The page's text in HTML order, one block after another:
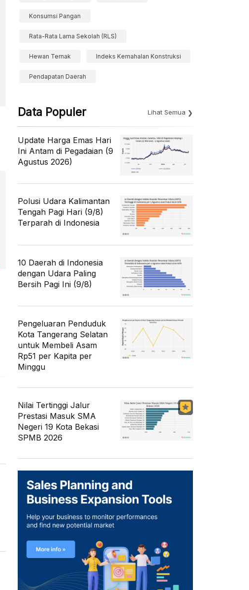
Konsumsi Pangan
Rata-Rata Lama Sekolah (RLS)
Hewan Ternak Indeks Kemahalan Konstruksi
Pendapatan Daerah
Data Populer Lihat Semua
Update Harga Emas Hari
Ini Antam di Pegadaian (9
Agustus 2026)
Polusi Udara Kalimantan
Tengah Pagi Hari (9/8)
Terparah di Indonesia
10 Daerah di Indonesia
dengan Udara Paling
Bersih Pagi Ini (9/8)
Pengeluaran Penduduk
Kota Tangerang Selatan
untuk Membeli Asam
Rp51 per Kapita per
Minggu
Nilai Tertinggi Jalur
Prestasi Masuk SMA
Negeri 19 Kota Bekasi
SPMB 2026